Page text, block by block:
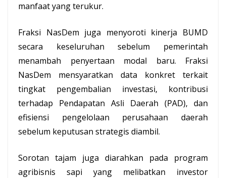
manfaat yang terukur.
Fraksi NasDem juga menyoroti kinerja BUMD
secara keseluruhan sebelum pemerintah
menambah penyertaan modal baru. Fraksi
NasDem mensyaratkan data konkret terkait
tingkat pengembalian investasi, kontribusi
terhadap Pendapatan Asli Daerah (PAD), dan
efisiensi pengelolaan perusahaan daerah
sebelum keputusan strategis diambil.
Sorotan tajam juga diarahkan pada program
agribisnis sapi yang melibatkan investor